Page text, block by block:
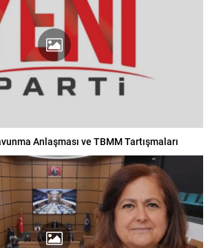
Anlaşması ve TBMM Tartışmaları